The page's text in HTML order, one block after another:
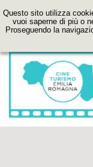
Questo sito utilizza
vuoi saperne di più o
Proseguendo la